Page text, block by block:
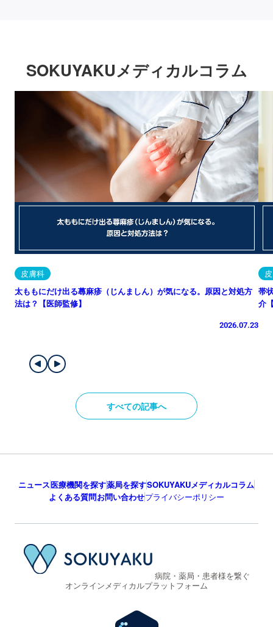
SOKUYAKUメディカルコラム
皮膚科
太ももにだけ出る蕁麻疹（じんましん）が気になる。原因と対処方
法は？【医師監修】
2026.07.23
帯
介
すべての記事へ
ニュース医療機関を探す薬局を探すSOKUYAKUメディカルコラム
よくある質問お問い合わせプライバシーポリシー
病院・薬局・患者様を繋ぐ
オンラインメディカルプラットフォーム